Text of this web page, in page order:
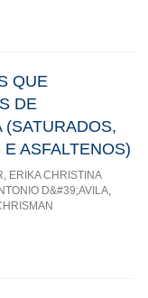
QUE
DE
(SATURADOS,
ASFALTENOS)
ERIKA CHRISTINA
D&#39;AVILA,